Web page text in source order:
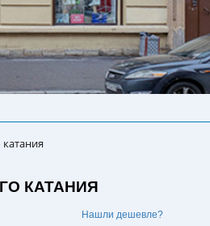
КАТАНИЯ
Нашли дешевле?